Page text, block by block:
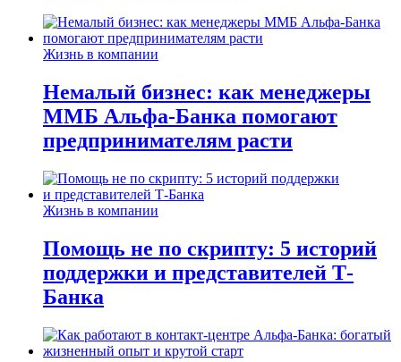
Жизнь в компании
Немалый бизнес: как менеджеры
ММБ Альфа-Банка помогают
предпринимателям расти
Жизнь в компании
Помощь не по скрипту: 5 историй
поддержки и представителей Т-
Банка